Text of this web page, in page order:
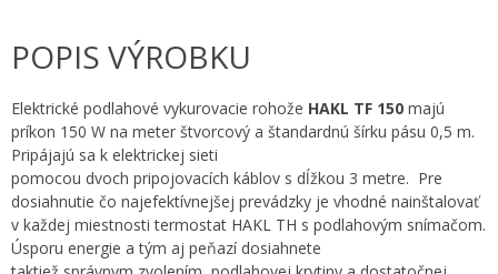
POPIS VÝROBKU
Elektrické podlahové vykurovacie rohože HAKL TF 150 majú
príkon 150 W na meter štvorcový a štandardnú šírku pásu 0,5 m.
Pripájajú sa k elektrickej sieti
pomocou dvoch pripojovacích káblov s dĺžkou 3 metre. Pre
dosiahnutie čo najefektívnejšej prevádzky je vhodné nainštalovať
v každej miestnosti termostat HAKL TH s podlahovým snímačom.
Úsporu energie a tým aj peňazí dosiahnete